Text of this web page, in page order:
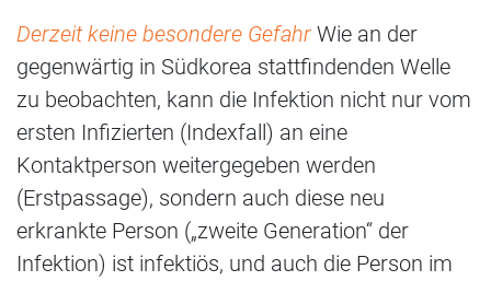
Derzeit keine besondere Gefahr Wie an der
gegenwärtig in Südkorea stattfindenden Welle
zu beobachten, kann die Infektion nicht nur vom
ersten Infizierten (Indexfall) an eine
Kontaktperson weitergegeben werden
(Erstpassage), sondern auch diese neu
erkrankte Person („zweite Generation“ der
Infektion) ist infektiös, und auch die Person im